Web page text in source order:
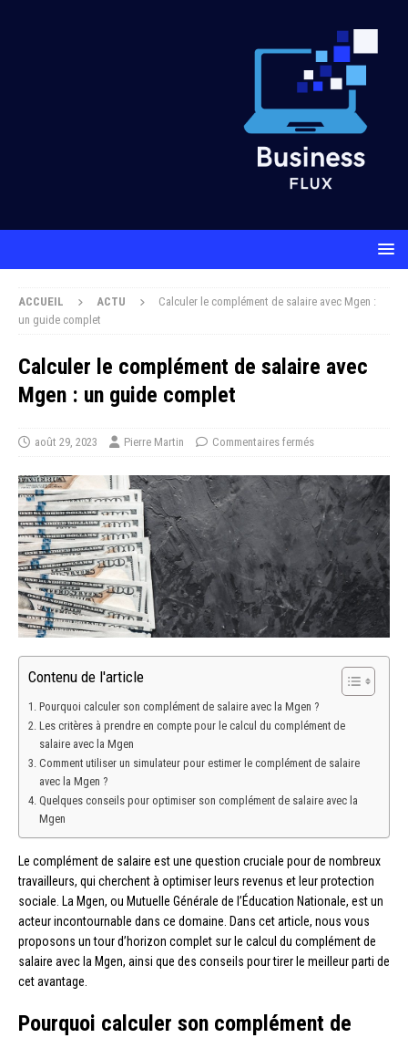
ACCUEIL ACTU
Calculer le complément de salaire avec Mgen :
un guide complet
Calculer le complément de salaire avec
Mgen : un guide complet
août 29, 2023 Pierre Martin Commentaires fermés
Contenu de l'article
Pourquoi calculer son complément de salaire avec la Mgen ?
Les critères à prendre en compte pour le calcul du complément de
salaire avec la Mgen
Comment utiliser un simulateur pour estimer le complément de salaire
avec la Mgen ?
Quelques conseils pour optimiser son complément de salaire avec la
Mgen
Le complément de salaire est une question cruciale pour de nombreux
travailleurs, qui cherchent à optimiser leurs revenus et leur protection
sociale. La Mgen, ou Mutuelle Générale de l’Éducation Nationale, est un
acteur incontournable dans ce domaine. Dans cet article, nous vous
proposons un tour d’horizon complet sur le calcul du complément de
salaire avec la Mgen, ainsi que des conseils pour tirer le meilleur parti de
cet avantage.
Pourquoi calculer son complément de